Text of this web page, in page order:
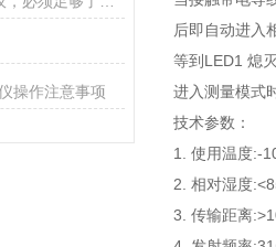
操作注意事项
后即自动进入
等到LED1 熄
进入测量模式
技术参数：
1. 使用温度:-
2. 相对湿度
3. 传输距离